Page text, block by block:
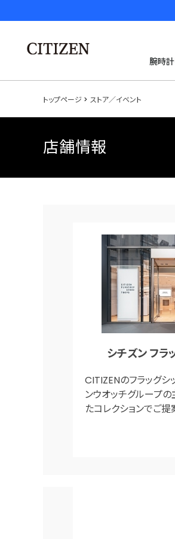
腕時
トップページ ストア／イベント
店舗情報
シチズン フラ
CITIZENのフラッグシ
ンウオッチグループ
たコレクションでご提